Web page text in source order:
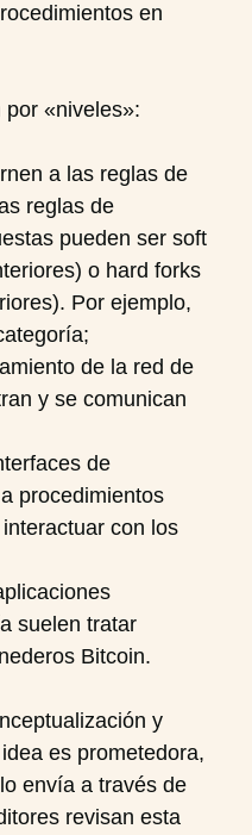
en
«niveles»:
a las reglas de
reglas de
pueden ser soft
o hard forks
Por ejemplo,
de la red de
y se comunican
de
procedimientos
con los
suelen tratar
Bitcoin.
y
es prometedora,
envía a través de
revisan esta